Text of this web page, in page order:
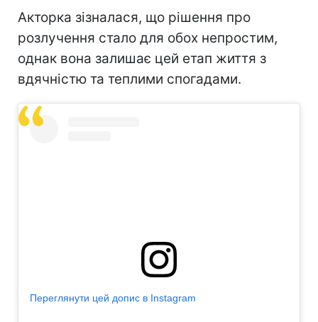
Акторка зізналася, що рішення про
розлучення стало для обох непростим,
однак вона залишає цей етап життя з
вдячністю та теплими спогадами.
Переглянути цей допис в Instagram